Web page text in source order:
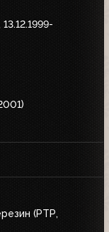
(РТР,